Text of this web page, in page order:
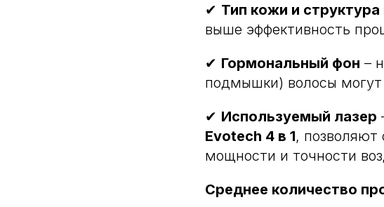
✔ Тип кожи и структура
выше эффективность
✔ Гормональный фон –
подмышки) волосы могут
✔ Используемый лазер
Evotech 4 в 1, позволяют
мощности и точности
Среднее количество